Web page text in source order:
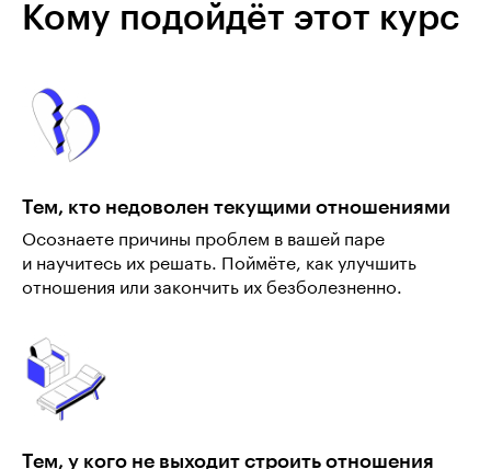
Кому подойдёт этот курс
Тем, кто недоволен текущими отношениями
Осознаете причины проблем в вашей паре
и научитесь их решать. Поймёте, как улучшить
отношения или закончить их безболезненно.
Тем, у кого не выходит строить отношения